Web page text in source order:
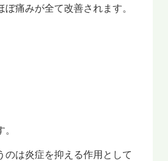
痛みが全て改善されます。
のは炎症を抑える作用として